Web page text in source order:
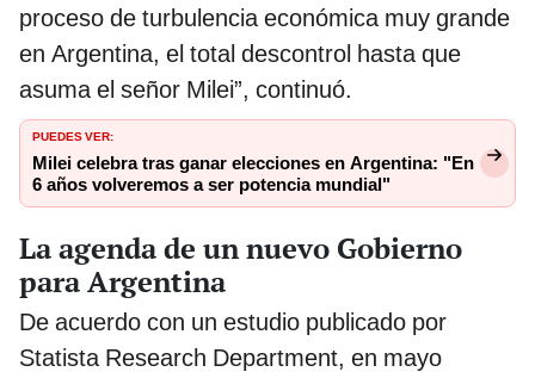
proceso de turbulencia económica muy grande
en Argentina, el total descontrol hasta que
asuma el señor Milei”, continuó.
PUEDES VER:
Milei celebra tras ganar elecciones en Argentina: "En
6 años volveremos a ser potencia mundial"
La agenda de un nuevo Gobierno
para Argentina
De acuerdo con un estudio publicado por
Statista Research Department, en mayo